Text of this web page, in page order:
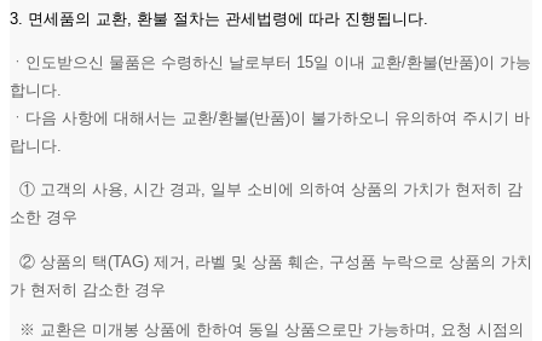
3. 면세품의 교환, 환불 절차는 관세법령에 따라 진행됩니다.
ㆍ인도받으신 물품은 수령하신 날로부터 15일 이내 교환/환불(반품)이 가능
합니다.
ㆍ다음 사항에 대해서는 교환/환불(반품)이 불가하오니 유의하여 주시기 바
랍니다.
① 고객의 사용, 시간 경과, 일부 소비에 의하여 상품의 가치가 현저히 감
소한 경우
② 상품의 택(TAG) 제거, 라벨 및 상품 훼손, 구성품 누락으로 상품의 가치
가 현저히 감소한 경우
※ 교환은 미개봉 상품에 한하여 동일 상품으로만 가능하며, 요청 시점의